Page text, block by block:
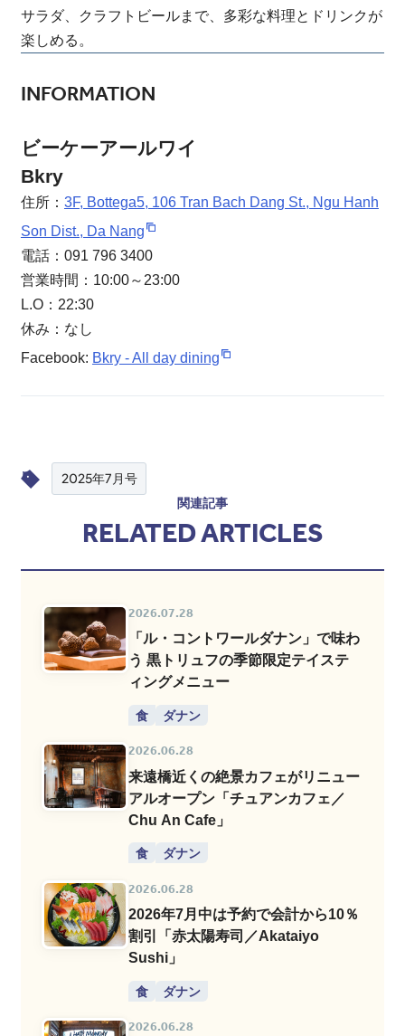
サラダ、クラフトビールまで、多彩な料理とドリンクが
楽しめる。
INFORMATION
ビーケーアールワイ
Bkry
住所： 3F, Bottega5, 106 Tran Bach Dang St., Ngu Hanh
Son Dist., Da Nang
電話：091 796 3400
営業時間：10:00～23:00
L.O：22:30
休み：なし
Facebook: Bkry - All day dining
2025年7月号
関連記事
RELATED ARTICLES
2026.07.28
「ル・コントワールダナン」で味わ
う 黒トリュフの季節限定テイステ
ィングメニュー
食 ダナン
2026.06.28
来遠橋近くの絶景カフェがリニュー
アルオープン「チュアンカフェ／
Chu An Cafe」
食 ダナン
2026.06.28
2026年7月中は予約で会計から10％
割引「赤太陽寿司／Akataiyo
Sushi」
食 ダナン
2026.06.28